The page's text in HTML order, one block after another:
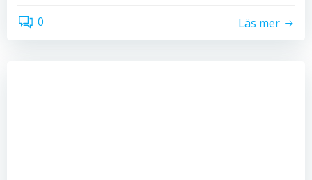
0 Läs mer